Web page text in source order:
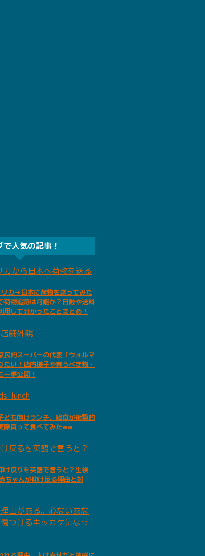
で人気の記事！
リカ→日本に荷物を送ってみた
荷物追跡は可能か？日数や送料
用して分かったことまとめ！
民的スーパーの代表「ウォルマ
たい！店内様子や買うべき物・
一挙公開！
ども向けランチ、給食が衝撃的
際買って食べてみたww
け反りを英語で言うと？生後
ちゃんが仰け反る理由と対